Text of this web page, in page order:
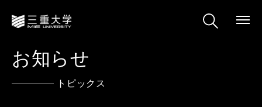
お知らせ
トピックス